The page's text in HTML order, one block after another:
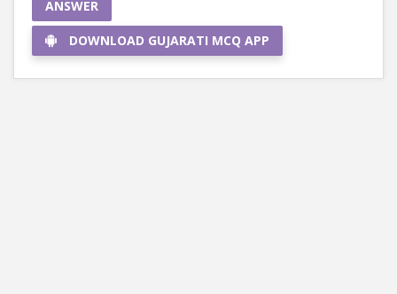
ANSWER
DOWNLOAD GUJARATI MCQ APP